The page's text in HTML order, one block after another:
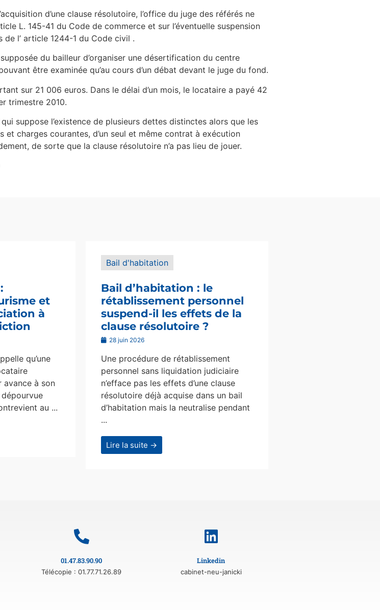
d’une clause résolutoire, l’office du juge des référés ne
L. 145-41 du Code de commerce et sur l’éventuelle suspension
l’ article 1244-1 du Code civil .
du bailleur d’organiser une désertification du centre
être examinée qu’au cours d’un débat devant le juge du fond.
sur 21 006 euros. Dans le délai d’un mois, le locataire a payé 42
trimestre 2010.
suppose l’existence de plusieurs dettes distinctes alors que les
charges courantes, d’un seul et même contrat à exécution
de sorte que la clause résolutoire n’a pas lieu de jouer.
et
à
qu’une
avance à son
au ...
Bail d'habitation
Bail d’habitation : le
rétablissement personnel
suspend-il les effets de la
clause résolutoire ?
28 juin 2026
Une procédure de rétablissement
personnel sans liquidation judiciaire
n’efface pas les effets d’une clause
résolutoire déjà acquise dans un bail
d’habitation mais la neutralise pendant
...
Lire la suite →
01.47.83.90.90
Télécopie : 01.77.71.26.89
Linkedin
cabinet-neu-janicki